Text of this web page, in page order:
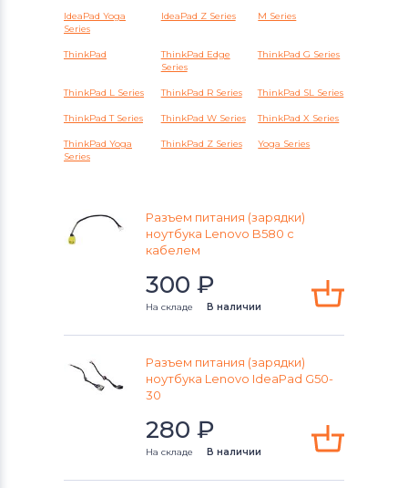
Аккумуляторы для радиостанций
Разъемы питания для ноутбуков
Разъемы питания для ноутбуков
Разъемы питания для ноутбуков
Разъемы питания для ноутбуков
Разъемы питания для ноутбуков
Dell
Разъемы питания для ноутбуков
Разъемы питания для ноутбуков
IdeaPad Yoga
Series
IdeaPad Z Series M Series
ThinkPad
ThinkPad Edge
Series
ThinkPad G Series
ThinkPad L Series ThinkPad R Series ThinkPad SL Series
ThinkPad T Series ThinkPad W Series ThinkPad X Series
ThinkPad Yoga
Series
ThinkPad Z Series Yoga Series
Разъем питания (зарядки)
ноутбука Lenovo B580 с
кабелем
300 ₽
На складе В наличии
Разъем питания (зарядки)
ноутбука Lenovo IdeaPad G50-
30
280 ₽
На складе В наличии